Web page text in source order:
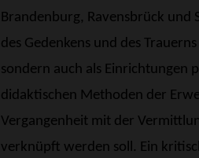
Brandenburg, Ravensbrück und
des Gedenkens und des
sondern auch als Einrichtungen
didaktischen Methoden der
Vergangenheit mit der
verknüpft werden soll. Ein